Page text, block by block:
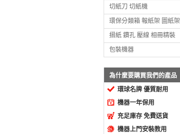
切紙刀 切紙機
環保分類箱 報紙架 圖紙架
摺紙 鑽孔 壓線 相冊精裝
包裝機器
為什麼要購買我們的產品
環球名牌 優質耐用
機器一年保用
充足庫存 免費送貨
機器上門安裝教用